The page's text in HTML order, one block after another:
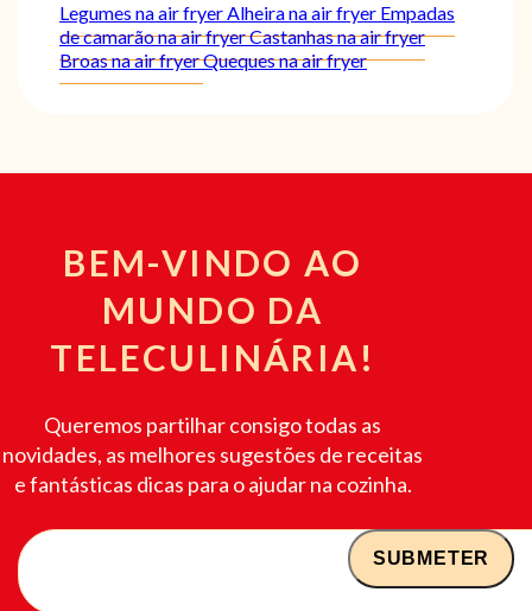
Legumes na air fryerAlheira na air fryer Empadas
de camarão na air fryerCastanhas na air fryer
Broas na air fryerQueques na air fryer
BEM-VINDO AO
MUNDO DA
TELECULINÁRIA!
Queremos partilhar consigo todas as
novidades, as melhores sugestões de receitas
e fantásticas dicas para o ajudar na cozinha.